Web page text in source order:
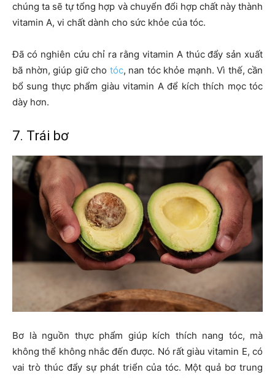
chúng ta sẽ tự tổng hợp và chuyển đổi hợp chất này thành
vitamin A, vi chất dành cho sức khỏe của tóc.
Đã có nghiên cứu chỉ ra rằng vitamin A thúc đẩy sản xuất
bã nhờn, giúp giữ cho tóc, nan tóc khỏe mạnh. Vì thế, cần
bổ sung thực phẩm giàu vitamin A để kích thích mọc tóc
dày hơn.
7. Trái bơ
Bơ là nguồn thực phẩm giúp kích thích nang tóc, mà
không thể không nhắc đến được. Nó rất giàu vitamin E, có
vai trò thúc đẩy sự phát triển của tóc. Một quả bơ trung